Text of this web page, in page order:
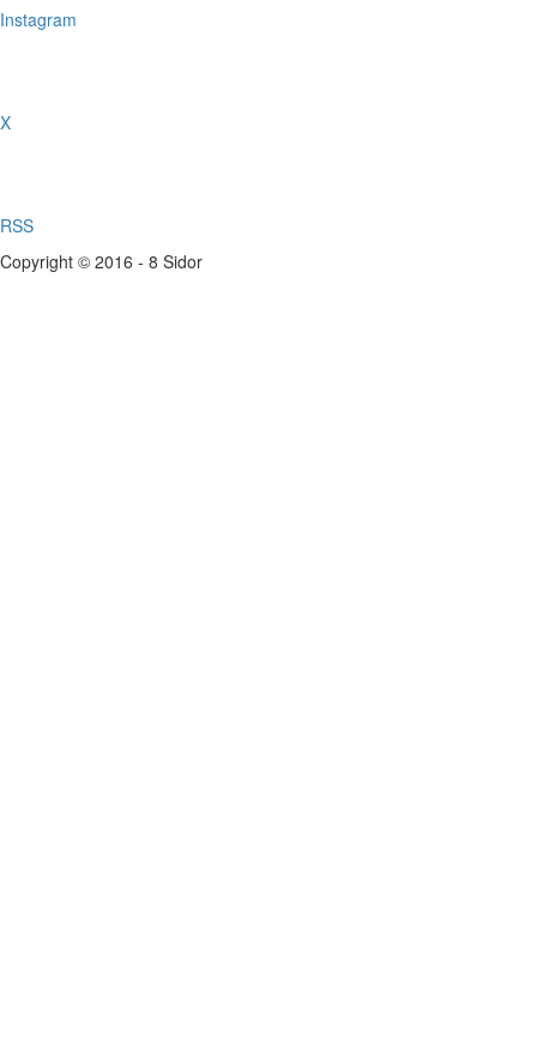
Instagram
X
RSS
Copyright © 2016 - 8 Sidor